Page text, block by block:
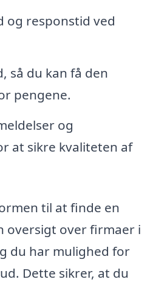
og responstid ved
så du kan få den
pengene.
og
at sikre kvaliteten af
til at finde en
oversigt over firmaer i
du har mulighed for
Dette sikrer, at du